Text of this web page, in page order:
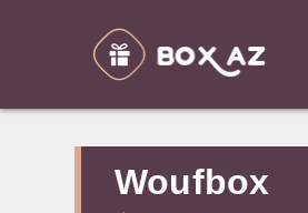
Woufbox